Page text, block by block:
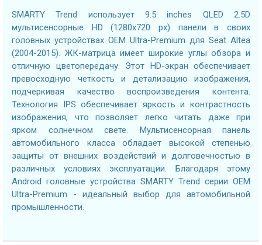
SMARTY Trend использует 9.5 inches QLED 2.5D
мультисенсорные HD (1280х720 px) панели в своих
головных устройствах OEM Ultra-Premium для Seat Altea
(2004-2015). ЖК-матрица имеет широкие углы обзора и
отличную цветопередачу. Этот HD-экран обеспечивает
превосходную четкость и детализацию изображения,
подчеркивая качество воспроизведения контента.
Технология IPS обеспечивает яркость и контрастность
изображения, что позволяет легко читать даже при
ярком солнечном свете. Мультисенсорная панель
автомобильного класса обладает высокой степенью
защиты от внешних воздействий и долговечностью в
различных условиях эксплуатации. Благодаря этому
Android головные устройства SMARTY Trend серии OEM
Ultra-Premium - идеальный выбор для автомобильной
промышленности.